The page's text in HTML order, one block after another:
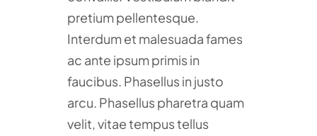
pretium pellentesque.
Interdum et malesuada fames
ac ante ipsum primis in
faucibus. Phasellus in justo
arcu. Phasellus pharetra quam
velit, vitae tempus tellus